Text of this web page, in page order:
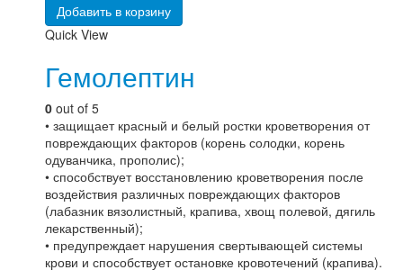
Добавить в корзину
Quick View
Гемолептин
0 out of 5
• защищает красный и белый ростки кроветворения от
повреждающих факторов (корень солодки, корень
одуванчика, прополис);
• способствует восстановлению кроветворения после
воздействия различных повреждающих факторов
(лабазник вязолистный, крапива, хвощ полевой, дягиль
лекарственный);
• предупреждает нарушения свертывающей системы
крови и способствует остановке кровотечений (крапива).